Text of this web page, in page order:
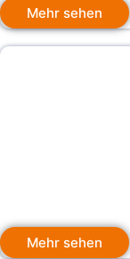
Mehr sehen
Mehr sehen